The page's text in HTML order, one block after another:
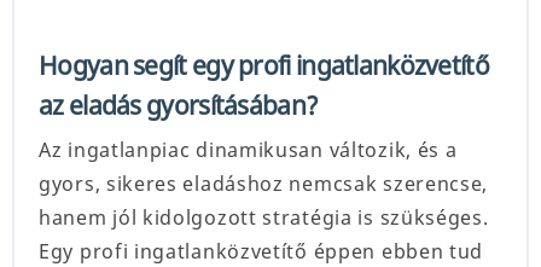
Hogyan segít egy profi ingatlanközvetítő
az eladás gyorsításában?
Az ingatlanpiac dinamikusan változik, és a
gyors, sikeres eladáshoz nemcsak szerencse,
hanem jól kidolgozott stratégia is szükséges.
Egy profi ingatlanközvetítő éppen ebben tud